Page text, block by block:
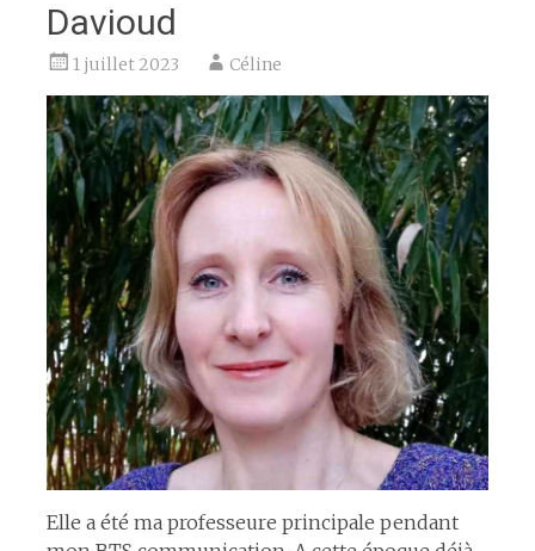
Davioud
1 juillet 2023 Céline
Elle a été ma professeure principale pendant